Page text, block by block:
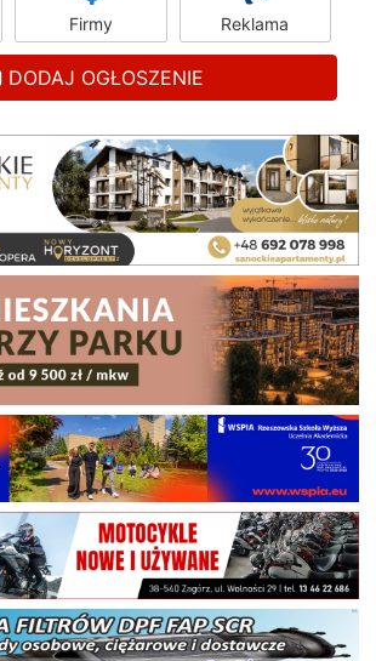
Firmy Reklama
DODAJ OGŁOSZENIE